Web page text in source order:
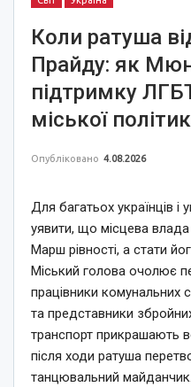
Коли ратуша
Прайду: як
підтримку
міської
Опубліковано 4.08.2026
Для багатьох українців і
уявити, що місцева
Марш рівності, а стати
Міський голова очолює
працівники
та представники
транспорт прикрашають
після ходи ратуша
танцювальний майданчик.